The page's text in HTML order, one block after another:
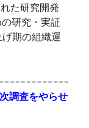
た研究開発
研究・実証
期の組織運
調査をやらせ